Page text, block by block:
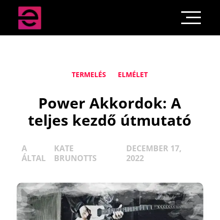
TERMELÉS ELMÉLET
Power Akkordok: A
teljes kezdő útmutató
A
ÁLTAL
KATE
BRUNOTTS
DECEMBER 17,
2022